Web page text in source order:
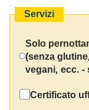
Servizi
Solo
(senza
vegani, ecc.